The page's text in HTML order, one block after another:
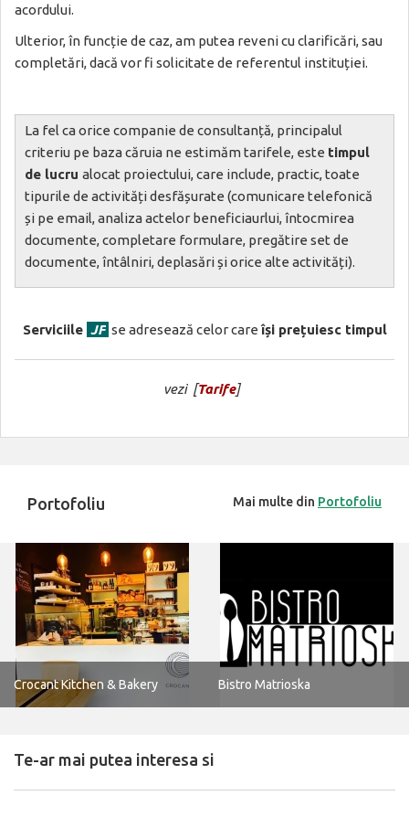
acordului.
Ulterior, în funcție de caz, am putea reveni cu clarificări, sau
completări, dacă vor fi solicitate de referentul instituției.
La fel ca orice companie de consultanță, principalul
criteriu pe baza căruia ne estimăm tarifele, este timpul
de lucru alocat proiectului, care include, practic, toate
tipurile de activități desfășurate (comunicare telefonică
și pe email, analiza actelor beneficiaurlui, întocmirea
documente, completare formulare, pregătire set de
documente, întâlniri, deplasări și orice alte activități).
Serviciile JF se adresează celor care își prețuiesc timpul
vezi [Tarife]
Portofoliu Mai multe din Portofoliu
Crocant Kitchen & Bakery Bistro Matrioska
Te-ar mai putea interesa si